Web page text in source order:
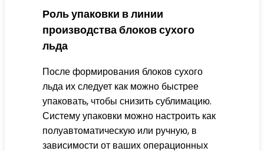
Роль упаковки в линии
производства блоков сухого
льда
После формирования блоков сухого
льда их следует как можно быстрее
упаковать, чтобы снизить сублимацию.
Систему упаковки можно настроить как
полуавтоматическую или ручную, в
зависимости от ваших операционных